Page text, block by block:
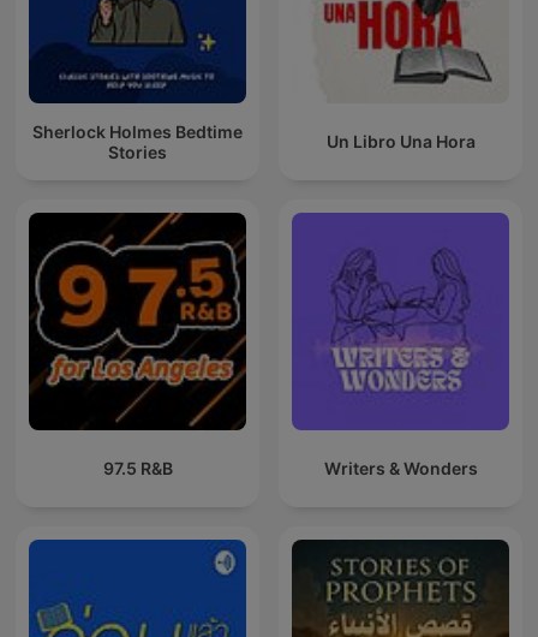
Sherlock Holmes Bedtime
Stories
Un Libro Una Hora
97.5 R&B Writers & Wonders